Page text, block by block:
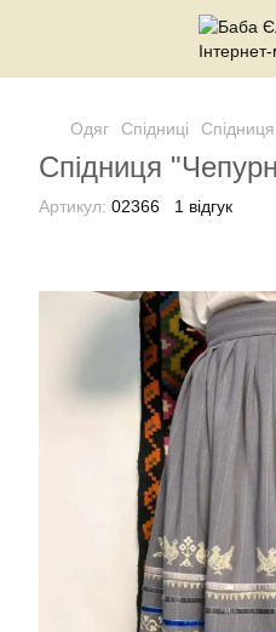
Одяг Спідниці
Спідниця
Артикул: 02366 1 відгук